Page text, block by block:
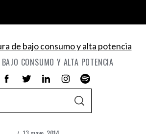
CONSUMO Y ALTA POTENCIA
S